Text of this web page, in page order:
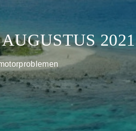
2021